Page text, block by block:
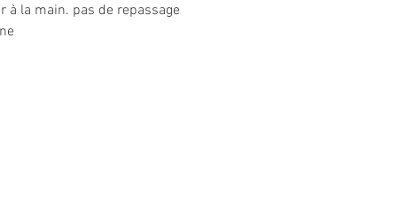
à la main. pas de repassage